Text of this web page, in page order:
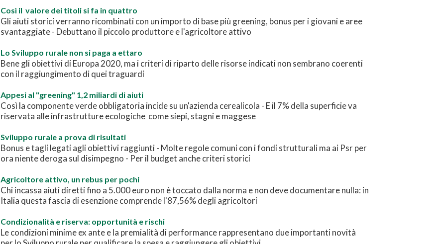
Così il valore dei titoli si fa in quattro
Gli aiuti storici verranno ricombinati con un importo di base più greening, bonus per i giovani e aree
svantaggiate - Debuttano il piccolo produttore e l'agricoltore attivo
Lo Sviluppo rurale non si paga a ettaro
Bene gli obiettivi di Europa 2020, ma i criteri di riparto delle risorse indicati non sembrano coerenti
con il raggiungimento di quei traguardi
Appesi al "greening" 1,2 miliardi di aiuti
Così la componente verde obbligatoria incide su un'azienda cerealicola - E il 7% della superficie va
riservata alle infrastrutture ecologiche come siepi, stagni e maggese
Sviluppo rurale a prova di risultati
Bonus e tagli legati agli obiettivi raggiunti - Molte regole comuni con i fondi strutturali ma ai Psr per
ora niente deroga sul disimpegno - Per il budget anche criteri storici
Agricoltore attivo, un rebus per pochi
Chi incassa aiuti diretti fino a 5.000 euro non è toccato dalla norma e non deve documentare nulla: in
Italia questa fascia di esenzione comprende l'87,56% degli agricoltori
Condizionalità e riserva: opportunità e rischi
Le condizioni minime ex ante e la premialità di performance rappresentano due importanti novità